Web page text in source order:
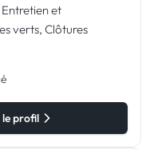
et
verts, Clôtures
profil